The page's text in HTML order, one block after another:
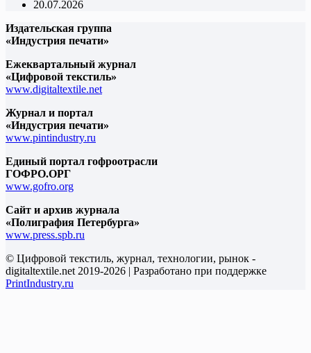
20.07.2026
Издательская группа
«Индустрия печати»
Ежеквартальный журнал
«Цифровой текстиль»
www.digitaltextile.net
Журнал и портал
«Индустрия печати»
www.pintindustry.ru
Единый портал гофроотрасли
ГОФРО.ОРГ
www.gofro.org
Сайт и архив журнала
«Полиграфия Петербурга»
www.press.spb.ru
© Цифровой текстиль, журнал, технологии, рынок -
digitaltextile.net 2019-2026 | Разработано при поддержке
PrintIndustry.ru